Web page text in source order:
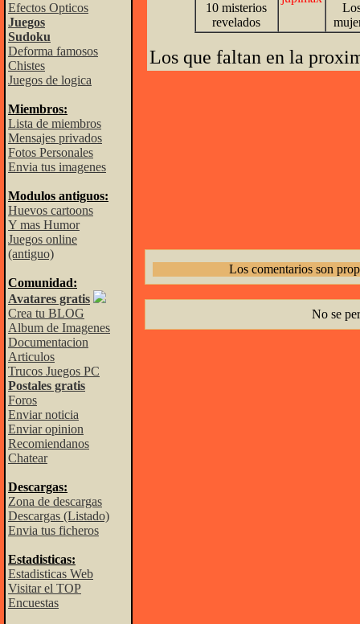
Efectos Opticos
Juegos
Sudoku
Deforma famosos
Chistes
Juegos de logica
Miembros:
Lista de miembros
Mensajes privados
Fotos Personales
Envia tus imagenes
Modulos antiguos:
Huevos cartoons
Y mas Humor
Juegos online
(antiguo)
Comunidad:
Avatares gratis
Crea tu BLOG
Album de Imagenes
Documentacion
Articulos
Trucos Juegos PC
Postales gratis
Foros
Enviar noticia
Enviar opinion
Recomiendanos
Chatear
Descargas:
Zona de descargas
Descargas (Listado)
Envia tus ficheros
Estadisticas:
Estadisticas Web
Visitar el TOP
Encuestas
10 misterios
revelados
Los que faltan en la
Los comentarios son
No se